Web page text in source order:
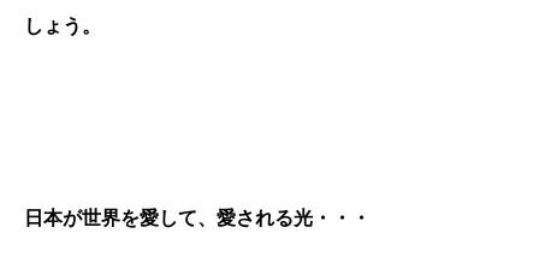
しょう。
日本が世界を愛して、愛される光・・・